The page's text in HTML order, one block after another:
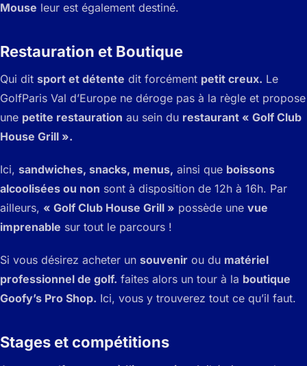
Mouse leur est également destiné.
Restauration et Boutique
Qui dit sport et détente dit forcément petit creux. Le
GolfParis Val d’Europe ne déroge pas à la règle et propose
une petite restauration au sein du restaurant « Golf Club
House Grill ».
Ici, sandwiches, snacks, menus, ainsi que boissons
alcoolisées ou non sont à disposition de 12h à 16h. Par
ailleurs, « Golf Club House Grill » possède une vue
imprenable sur tout le parcours !
Si vous désirez acheter un souvenir ou du matériel
professionnel de golf. faites alors un tour à la boutique
Goofy’s Pro Shop. Ici, vous y trouverez tout ce qu’il faut.
Stages et compétitions